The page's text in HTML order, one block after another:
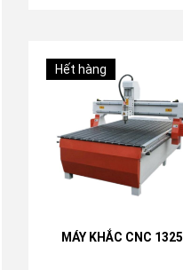
Hết hàng
MÁY KHẮC CNC 1325